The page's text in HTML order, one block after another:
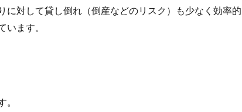
に対して貸し倒れ（倒産などのリスク）も少なく効率的
います。